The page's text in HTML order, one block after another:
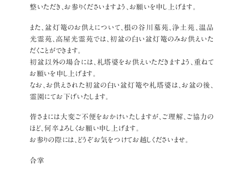
整いただき、お参りくださいますよう、お願いを申し上げます。
また、盆灯篭のお供えについて、根の谷川墓苑、浄土苑、温品
光霊苑、高屋光霊苑では、初盆の白い盆灯篭のみお供えいた
だくことができます。
初盆以外の場合には、札塔婆をお供えいただきますよう、重ねて
お願いを申し上げます。
なお、お供えされた初盆の白い盆灯篭や札塔婆は、お盆の後、
霊園にてお下げいたします。
皆さまには大変ご不便をおかけいたしますが、ご理解、ご協力の
ほど、何卒よろしくお願い申し上げます。
お参りの際には、どうぞお気をつけてお越しくださいませ。
合掌